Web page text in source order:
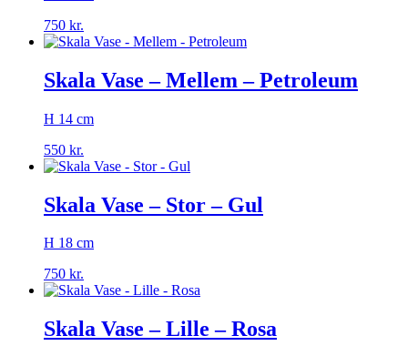
750 kr.
Skala Vase – Mellem – Petroleum
H 14 cm
550 kr.
Skala Vase – Stor – Gul
H 18 cm
750 kr.
Skala Vase – Lille – Rosa